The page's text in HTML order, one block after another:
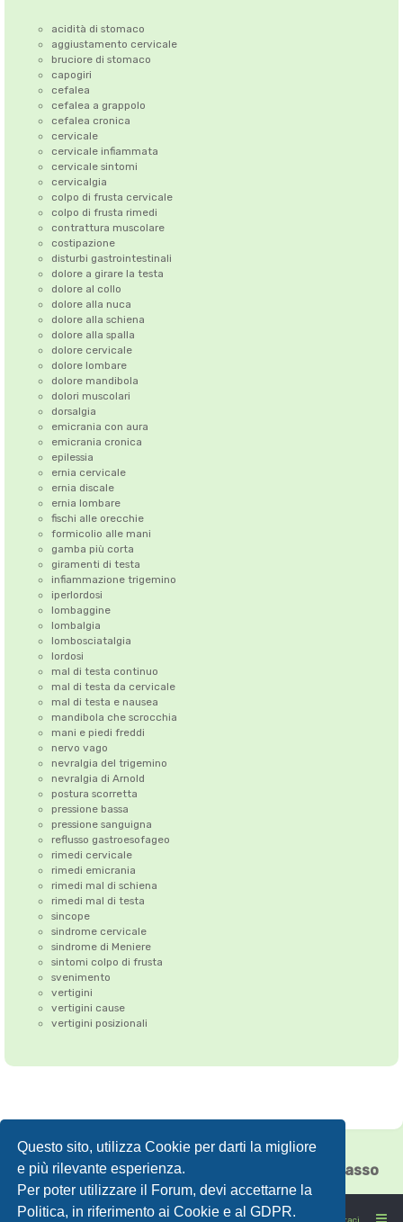
Questo sito, utilizza Cookie per darti la migliore
e più rilevante esperienza.
Per poter utilizzare il Forum, devi accettarne la
Politica, in riferimento ai Cookie e al GDPR.
acidità di stomaco
aggiustamento cervicale
bruciore di stomaco
capogiri
cefalea
cefalea a grappolo
cefalea cronica
cervicale
cervicale infiammata
cervicale sintomi
cervicalgia
colpo di frusta cervicale
colpo di frusta rimedi
contrattura muscolare
costipazione
disturbi gastrointestinali
dolore a girare la testa
dolore al collo
dolore alla nuca
dolore alla schiena
dolore alla spalla
dolore cervicale
dolore lombare
dolore mandibola
dolori muscolari
dorsalgia
emicrania con aura
emicrania cronica
epilessia
ernia cervicale
ernia discale
ernia lombare
fischi alle orecchie
formicolio alle mani
gamba più corta
giramenti di testa
infiammazione trigemino
iperlordosi
lombaggine
lombalgia
lombosciatalgia
lordosi
mal di testa continuo
mal di testa da cervicale
mal di testa e nausea
mandibola che scrocchia
mani e piedi freddi
nervo vago
nevralgia del trigemino
nevralgia di Arnold
postura scorretta
pressione bassa
pressione sanguigna
reflusso gastroesofageo
rimedi cervicale
rimedi emicrania
rimedi mal di schiena
rimedi mal di testa
sincope
sindrome cervicale
sindrome di Meniere
sintomi colpo di frusta
svenimento
vertigini
vertigini cause
vertigini posizionali
Correzione dell'Atlante• Emicrania
Cefalea tensiva•Vertigini Floating Chiasso
FORUMSANO: la salute non è l'assenza di malattia Contattaci